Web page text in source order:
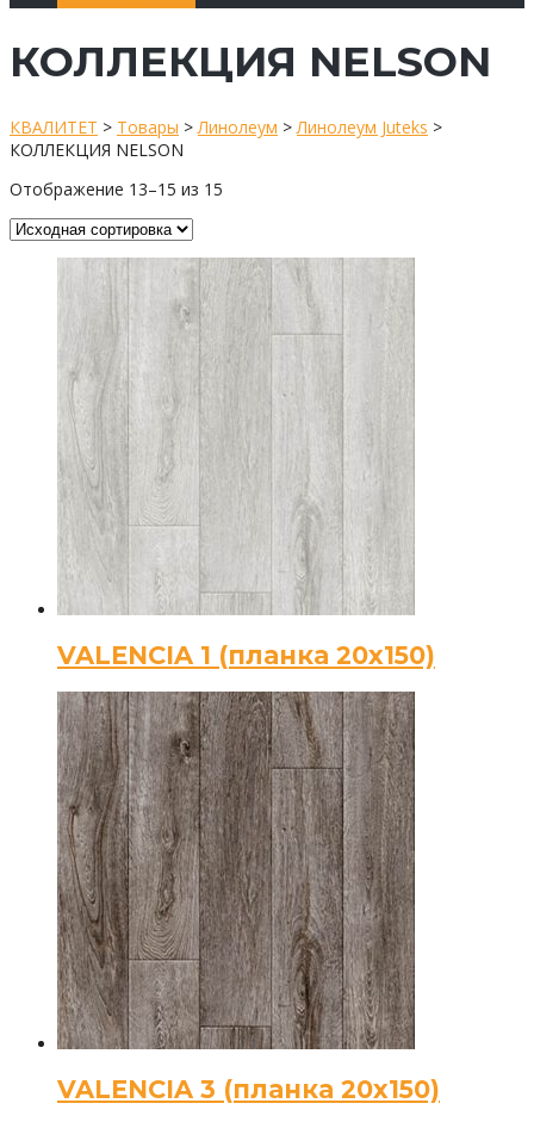
КОЛЛЕКЦИЯ NELSON
КВАЛИТЕТ > Товары >Линолеум >Линолеум Juteks >
КОЛЛЕКЦИЯ NELSON
Отображение 13–15 из 15
VALENCIA 1 (планка 20х150)
VALENCIA 3 (планка 20х150)